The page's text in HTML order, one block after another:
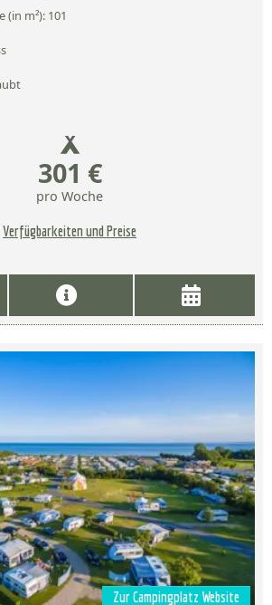
m²): 101
301 €
pro Woche
Verfügbarkeiten und Preise
Zur Campingplatz Website